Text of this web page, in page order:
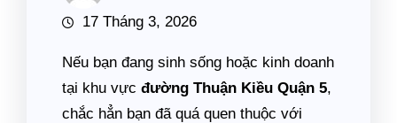
17 Tháng 3, 2026
Nếu bạn đang sinh sống hoặc kinh doanh
tại khu vực đường Thuận Kiều Quận 5,
chắc hẳn bạn đã quá quen thuộc với